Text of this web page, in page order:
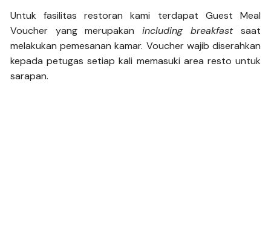
Untuk fasilitas restoran kami terdapat Guest Meal
Voucher yang merupakan including breakfastsaat
melakukan pemesanan kamar. Voucher wajib diserahkan
kepada petugas setiap kali memasuki area resto untuk
sarapan.